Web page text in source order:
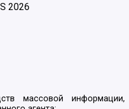
2026
массовой информации,